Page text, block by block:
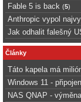
Fable 5 is back (5)
Anthropic vypol
Jak odhalit falešný
Články
Táto kapela má
Windows 11 -
NAS QNAP -